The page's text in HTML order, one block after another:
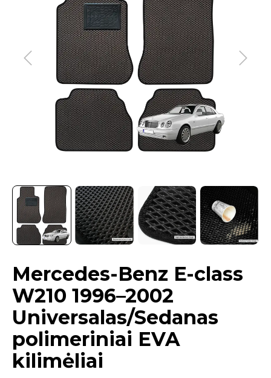
Mercedes-Benz E-class
W210 1996–2002
Universalas/Sedanas
polimeriniai EVA
kilimėliai